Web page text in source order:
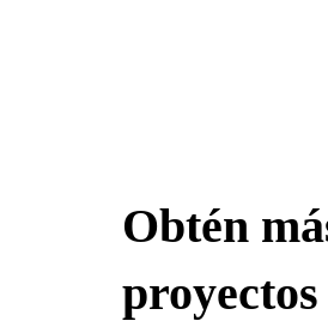
Obtén